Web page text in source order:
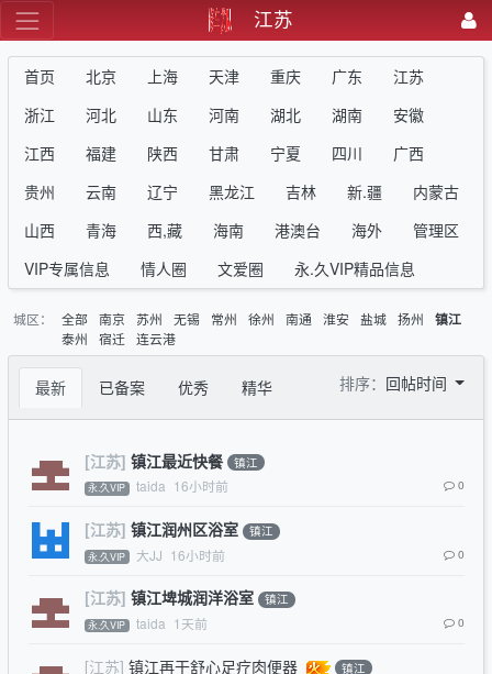
江苏
首页 北京 上海 天津 重庆 广东
江苏
浙江
河北 山东 河南 湖北 湖南
安徽
江西
福建 陕西 甘肃 宁夏 四川
广西
贵州
云南 辽宁 黑龙江 吉林 新.疆
内蒙古
山西
青海 西,藏 海南 港澳台 海外
管理区
VIP专属信息
情人圈 文爱圈 永.久VIP精品信息
城区： 全部 南京 苏州 无锡 常州 徐州 南通 淮安 盐城 扬州
镇江
泰州
宿迁 连云港
最新 已备案 优秀 精华 排序： 回帖时间
[江苏] 镇江最近快餐 镇江
永.久VIP taida 16小时前 0
[江苏] 镇江润州区浴室 镇江
永.久VIP 大JJ 16小时前 0
[江苏] 镇江埤城润洋浴室 镇江
永.久VIP taida 1天前 0
[江苏] 镇江再干舒心足疗肉便器 镇江